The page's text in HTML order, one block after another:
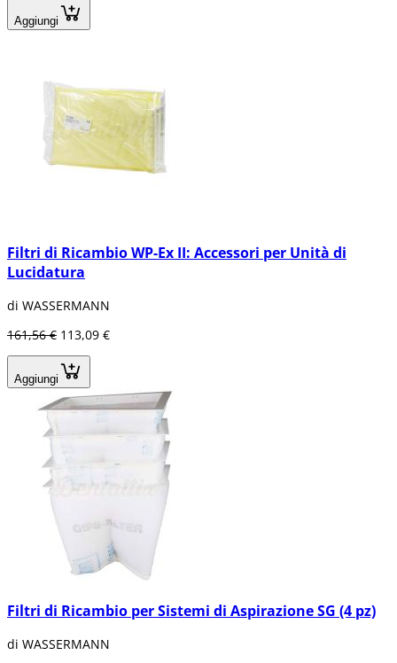
Aggiungi
Filtri di Ricambio WP-Ex II: Accessori per Unità di
Lucidatura
di WASSERMANN
161,56 € 113,09 €
Aggiungi
Filtri di Ricambio per Sistemi di Aspirazione SG (4 pz)
di WASSERMANN